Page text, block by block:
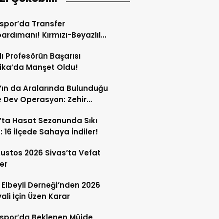
Transfer
Kırmızı-Beyazlılar
Profesörün Başarısı
Manşet Oldu!
da Aralarında Bulunduğu
Dev Operasyon: Zehir
Hasat Sezonunda Sıkı
16 İlçede Sahaya İndiler!
2026 Sivas’ta Vefat
Derneği’nden 2026
İçin Üzen Karar